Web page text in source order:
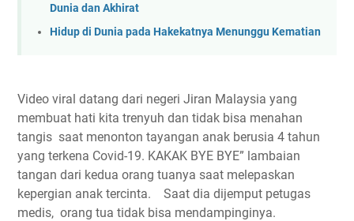
Dunia dan Akhirat
Hidup di Dunia pada Hakekatnya Menunggu Kematian
Video viral datang dari negeri Jiran Malaysia yang
membuat hati kita trenyuh dan tidak bisa menahan
tangis saat menonton tayangan anak berusia 4 tahun
yang terkena Covid-19. KAKAK BYE BYE” lambaian
tangan dari kedua orang tuanya saat melepaskan
kepergian anak tercinta. Saat dia dijemput petugas
medis, orang tua tidak bisa mendampinginya.